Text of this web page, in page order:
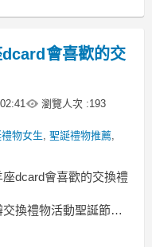
男送禮物 天蠍男生日禮
訂下送禮的預算限制
會喜歡的交
瀏覽人次 :193
物女生,聖誕禮物推薦,
dcard會喜歡的交換禮
換禮物活動聖誕節禮